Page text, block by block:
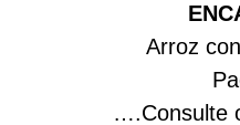
Arroz
….Consulte